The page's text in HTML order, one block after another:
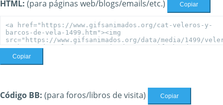
HTML: (para páginas web/blogs/emails/etc.) Copiar
Copiar
Código BB: (para foros/libros de visita) Copiar